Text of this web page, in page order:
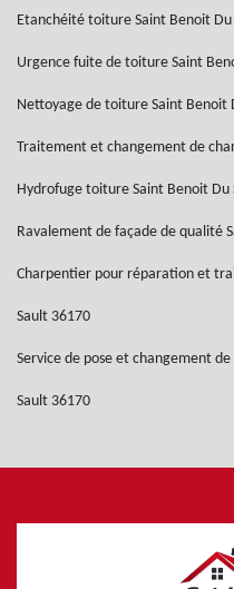
Etanchéité toiture Saint Benoit Du
Urgence fuite de toiture Saint
Nettoyage de toiture Saint Benoit
Traitement et changement de
Hydrofuge toiture Saint Benoit Du
Ravalement de façade de qualité
Charpentier pour réparation et
Sault 36170
Service de pose et changement
Sault 36170